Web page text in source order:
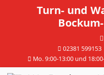
Turn- und
02381 599153
Mo. 9:00-13:00 und